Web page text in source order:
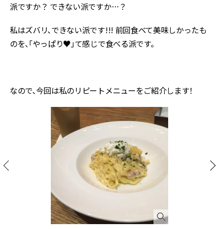
派ですか？ できない派ですか…？
私はズバリ、できない派です!!! 前回食べて美味しかったも
のを、「やっぱり♥」て感じで食べる派です。
なので、今回は私のリピートメニューをご紹介します！